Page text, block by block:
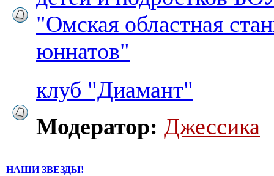
"Омская областная
юннатов"
клуб "Диамант"
Модератор: Джессика
НАШИ ЗВЕЗДЫ!